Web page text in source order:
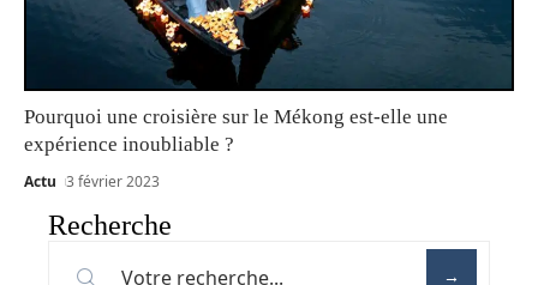
Pourquoi une croisière sur le Mékong est-elle une
expérience inoubliable ?
Actu 3 février 2023
Recherche